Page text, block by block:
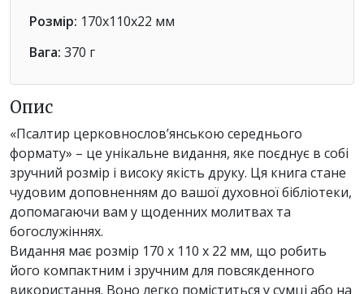
Розмір: 170х110х22 мм
Вага: 370 г
Опис
«Псалтир церковнослов’янською середнього
формату» – це унікальне видання, яке поєднує в собі
зручний розмір і високу якість друку. Ця книга стане
чудовим доповненням до вашої духовної бібліотеки,
допомагаючи вам у щоденних молитвах та
богослужіннях.
Видання має розмір 170 х 110 х 22 мм, що робить
його компактним і зручним для повсякденного
використання. Воно легко поміститься у сумці або на